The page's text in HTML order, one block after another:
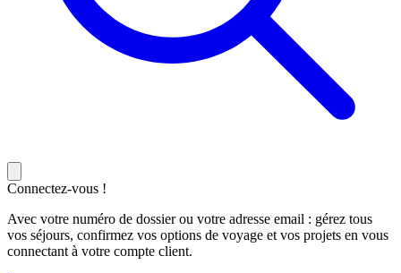
Connectez-vous !
Avec votre numéro de dossier ou votre adresse email : gérez tous
vos séjours, confirmez vos options de voyage et vos projets en vous
connectant à votre compte client.